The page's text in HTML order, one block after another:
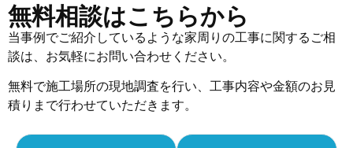
無料相談はこちらから
当事例でご紹介しているような家周りの工事に関するご相
談は、お気軽にお問い合わせください。
無料で施工場所の現地調査を行い、工事内容や金額のお見
積りまで行わせていただきます。